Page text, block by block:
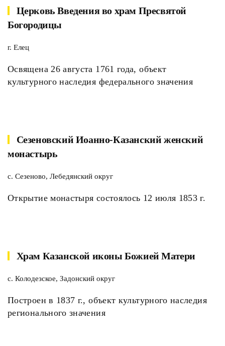
Церковь Введения во храм Пресвятой
Богородицы
г. Елец
Освящена 26 августа 1761 года, объект
культурного наследия федерального значения
Сезеновский Иоанно-Казанский женский
монастырь
с. Сезеново, Лебедянский округ
Открытие монастыря состоялось 12 июля 1853 г.
Храм Казанской иконы Божией Матери
с. Колодезское, Задонский округ
Построен в 1837 г., объект культурного наследия
регионального значения